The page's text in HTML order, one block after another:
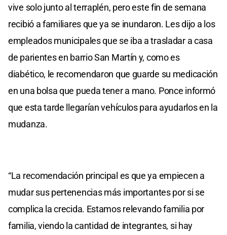
vive solo junto al terraplén, pero este fin de semana
recibió a familiares que ya se inundaron. Les dijo a los
empleados municipales que se iba a trasladar a casa
de parientes en barrio San Martín y, como es
diabético, le recomendaron que guarde su medicación
en una bolsa que pueda tener a mano. Ponce informó
que esta tarde llegarían vehículos para ayudarlos en la
mudanza.
“La recomendación principal es que ya empiecen a
mudar sus pertenencias más importantes por si se
complica la crecida. Estamos relevando familia por
familia, viendo la cantidad de integrantes, si hay